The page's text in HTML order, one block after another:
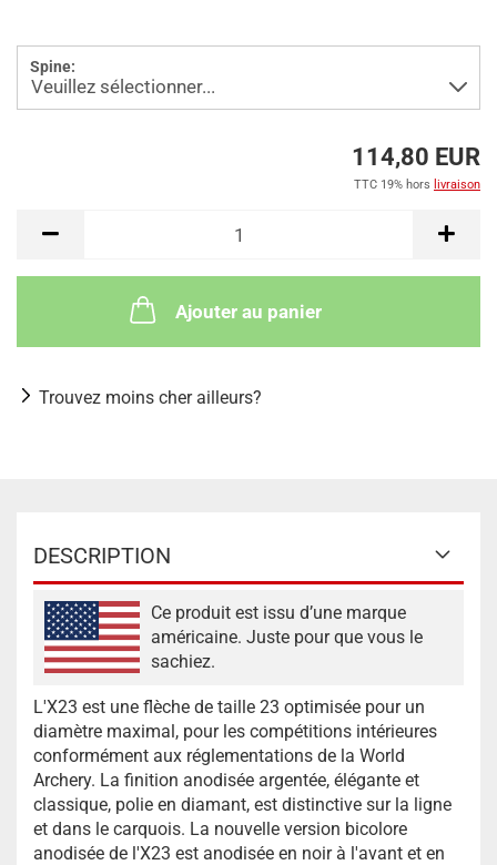
Spine:
114,80 EUR
TTC 19% hors livraison
Ajouter au panier
Trouvez moins cher ailleurs?
DESCRIPTION
Ce produit est issu d’une marque
américaine. Juste pour que vous le
sachiez.
L'X23 est une flèche de taille 23 optimisée pour un
diamètre maximal, pour les compétitions intérieures
conformément aux réglementations de la World
Archery. La finition anodisée argentée, élégante et
classique, polie en diamant, est distinctive sur la ligne
et dans le carquois. La nouvelle version bicolore
anodisée de l'X23 est anodisée en noir à l'avant et en